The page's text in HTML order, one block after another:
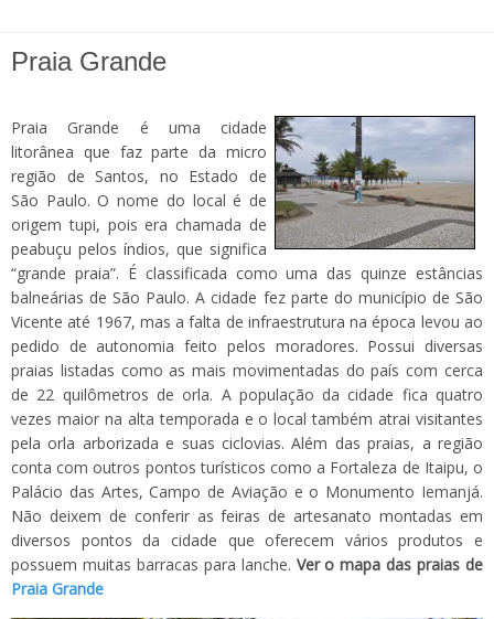
Praia Grande
Praia Grande é uma cidade
litorânea que faz parte da micro
região de Santos, no Estado de
São Paulo. O nome do local é de
origem tupi, pois era chamada de
peabuçu pelos índios, que significa
“grande praia”. É classificada como uma das quinze estâncias
balneárias de São Paulo. A cidade fez parte do município de São
Vicente até 1967, mas a falta de infraestrutura na época levou ao
pedido de autonomia feito pelos moradores. Possui diversas
praias listadas como as mais movimentadas do país com cerca
de 22 quilômetros de orla. A população da cidade fica quatro
vezes maior na alta temporada e o local também atrai visitantes
pela orla arborizada e suas ciclovias. Além das praias, a região
conta com outros pontos turísticos como a Fortaleza de Itaipu, o
Palácio das Artes, Campo de Aviação e o Monumento Iemanjá.
Não deixem de conferir as feiras de artesanato montadas em
diversos pontos da cidade que oferecem vários produtos e
possuem muitas barracas para lanche. Ver o mapa das praias de
Praia Grande